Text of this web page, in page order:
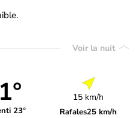
Voir la nuit
23°
15 km/h
Rafales25 km/h